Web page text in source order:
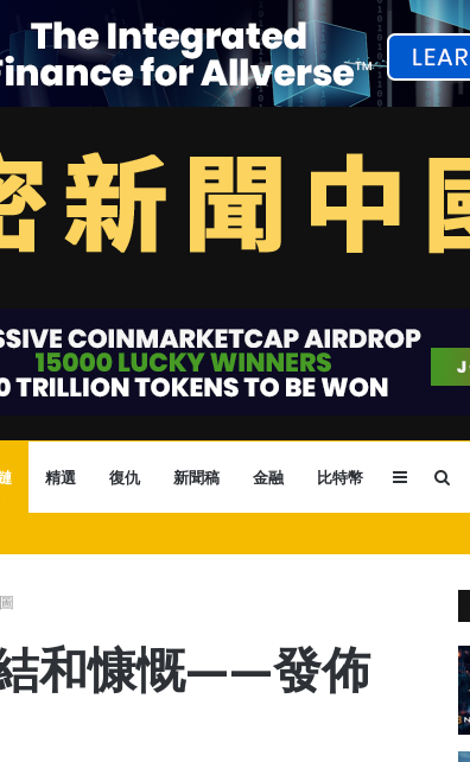
精選 復仇 新聞稿 金融 比特幣 Sidebar
和慷慨——發佈